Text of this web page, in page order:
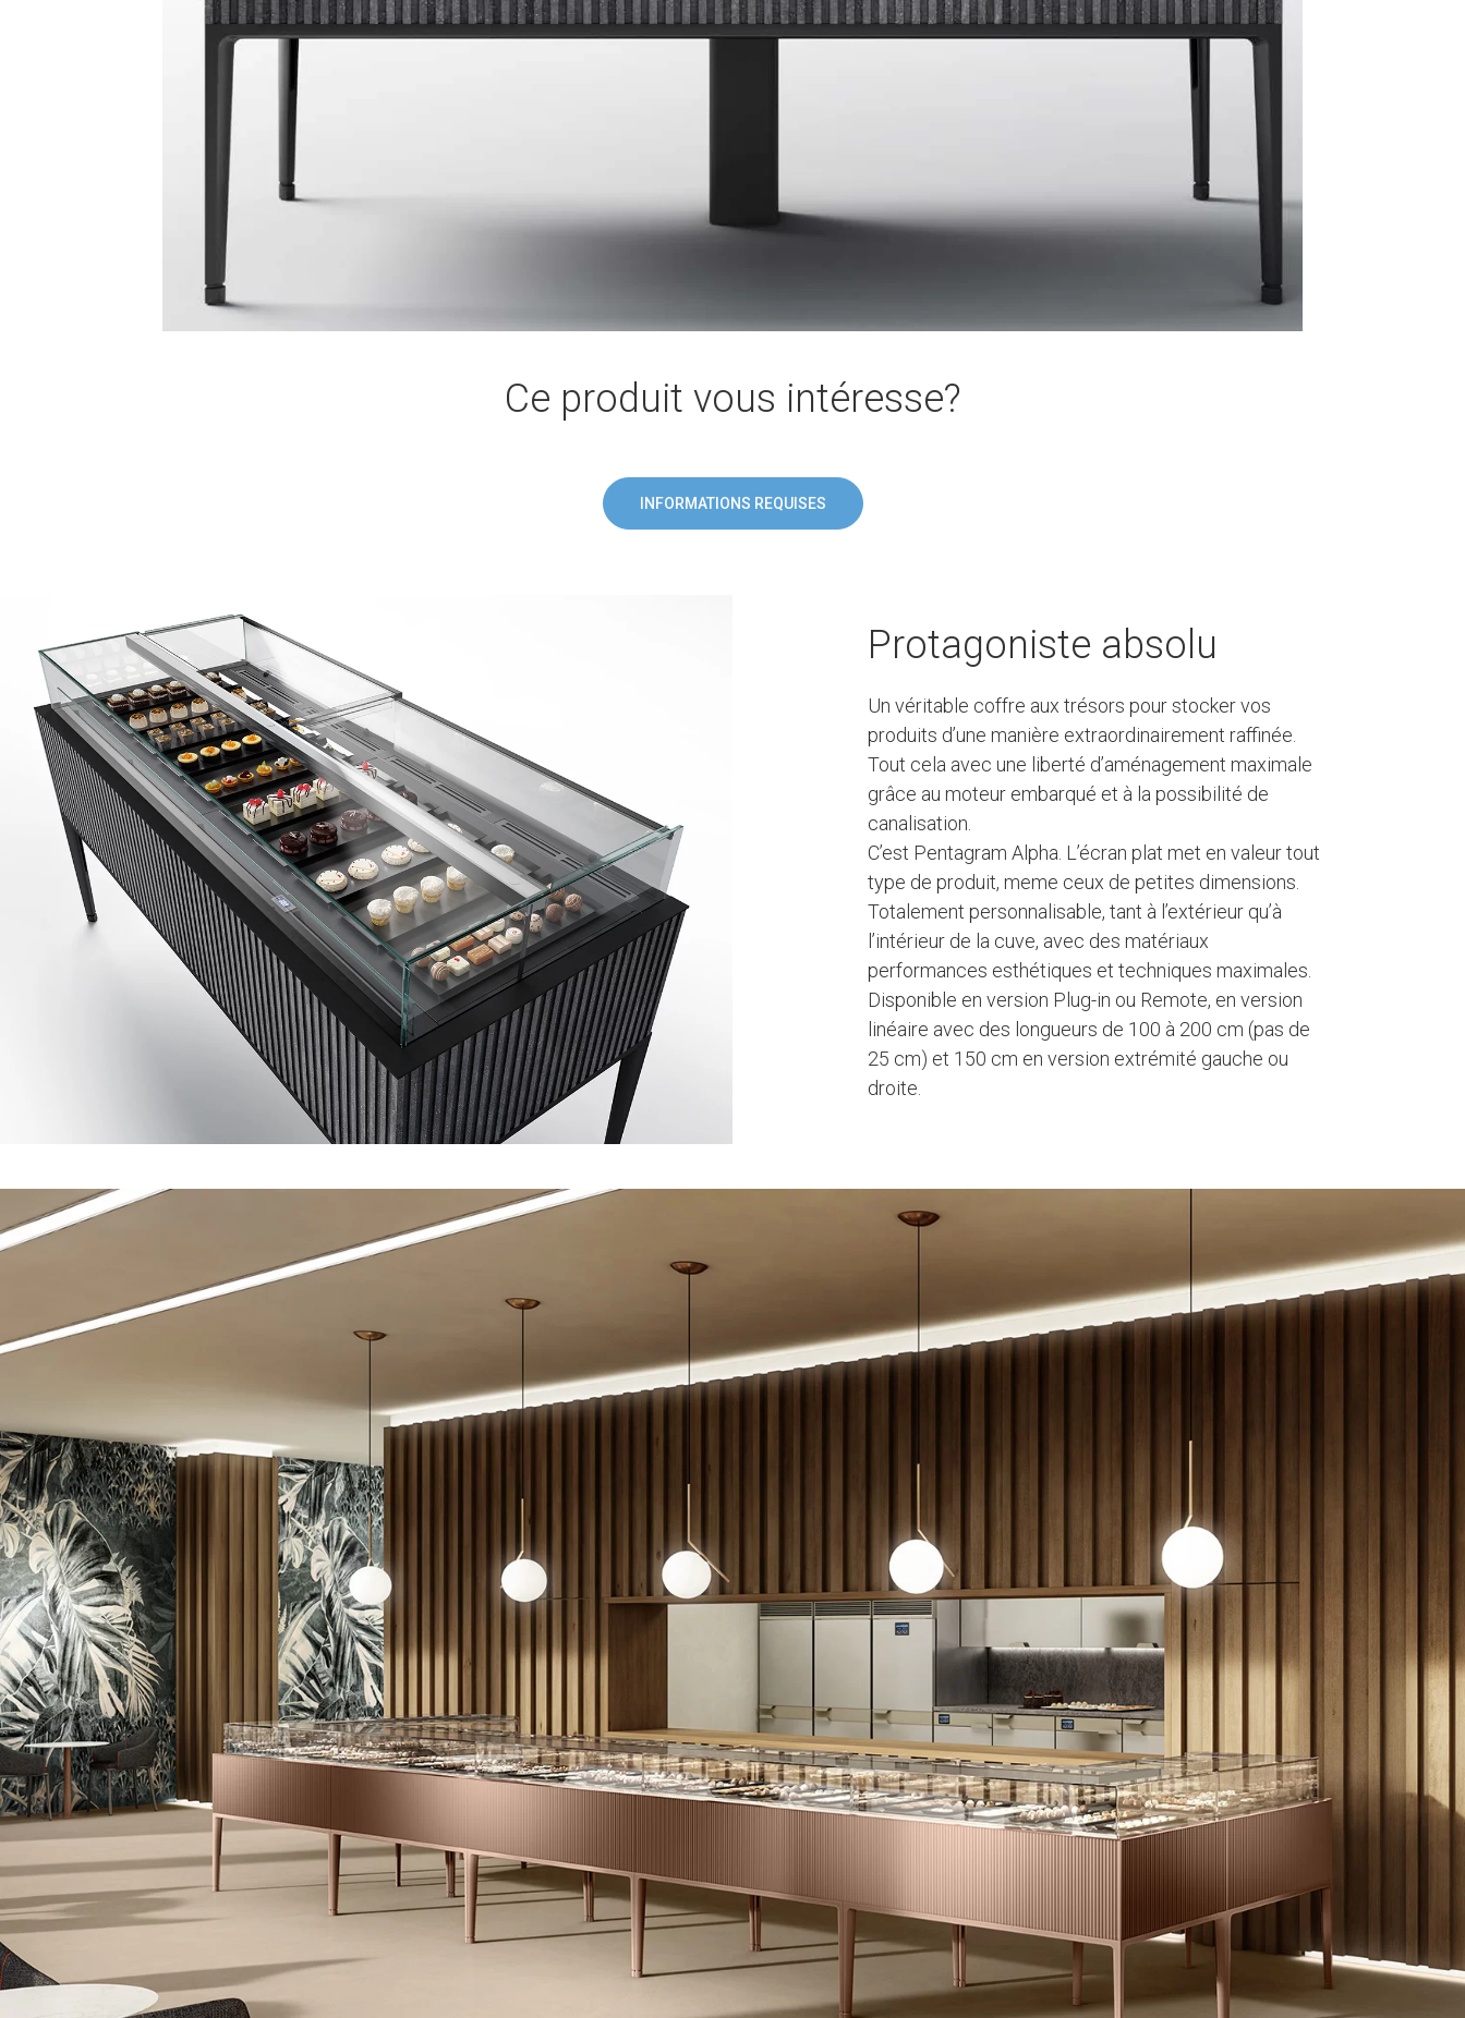
Ce produit vous intéresse?
INFORMATIONS REQUISES
Protagoniste absolu
Un véritable coffre aux trésors pour stocker vos
produits d’une manière extraordinairement raffinée.
Tout cela avec une liberté d’aménagement maximale
grâce au moteur embarqué et à la possibilité de
canalisation.
C’est Pentagram Alpha. L’écran plat met en valeur tout
type de produit, meme ceux de petites dimensions.
Totalement personnalisable, tant à l’extérieur qu’à
l’intérieur de la cuve, avec des matériaux
performances esthétiques et techniques maximales.
Disponible en version Plug-in ou Remote, en version
linéaire avec des longueurs de 100 à 200 cm (pas de
25 cm) et 150 cm en version extrémité gauche ou
droite.